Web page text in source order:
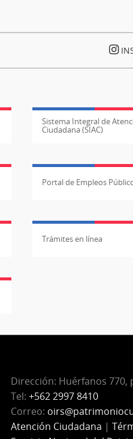
Sistema Integral de
Ciudadana (SIAC)
Portal de Empleos
Trámites en línea
Dirección: Huérfanos 770,
Tel: +562 2997 8410
Correo: oirs
Atención Ciudadana |